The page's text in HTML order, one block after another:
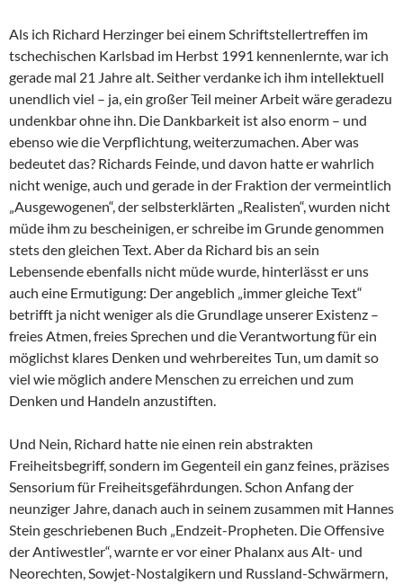
Als ich Richard Herzinger bei einem Schriftstellertreffen im
tschechischen Karlsbad im Herbst 1991 kennenlernte, war ich
gerade mal 21 Jahre alt. Seither verdanke ich ihm intellektuell
unendlich viel – ja, ein großer Teil meiner Arbeit wäre geradezu
undenkbar ohne ihn. Die Dankbarkeit ist also enorm – und
ebenso wie die Verpflichtung, weiterzumachen. Aber was
bedeutet das? Richards Feinde, und davon hatte er wahrlich
nicht wenige, auch und gerade in der Fraktion der vermeintlich
„Ausgewogenen“, der selbsterklärten „Realisten“, wurden nicht
müde ihm zu bescheinigen, er schreibe im Grunde genommen
stets den gleichen Text. Aber da Richard bis an sein
Lebensende ebenfalls nicht müde wurde, hinterlässt er uns
auch eine Ermutigung: Der angeblich „immer gleiche Text“
betrifft ja nicht weniger als die Grundlage unserer Existenz –
freies Atmen, freies Sprechen und die Verantwortung für ein
möglichst klares Denken und wehrbereites Tun, um damit so
viel wie möglich andere Menschen zu erreichen und zum
Denken und Handeln anzustiften.
Und Nein, Richard hatte nie einen rein abstrakten
Freiheitsbegriff, sondern im Gegenteil ein ganz feines, präzises
Sensorium für Freiheitsgefährdungen. Schon Anfang der
neunziger Jahre, danach auch in seinem zusammen mit Hannes
Stein geschriebenen Buch „Endzeit-Propheten. Die Offensive
der Antiwestler“, warnte er vor einer Phalanx aus Alt- und
Neorechten, Sowjet-Nostalgikern und Russland-Schwärmern,